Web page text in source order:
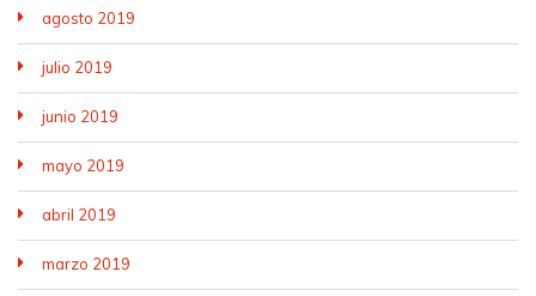
agosto 2019
julio 2019
junio 2019
mayo 2019
abril 2019
marzo 2019